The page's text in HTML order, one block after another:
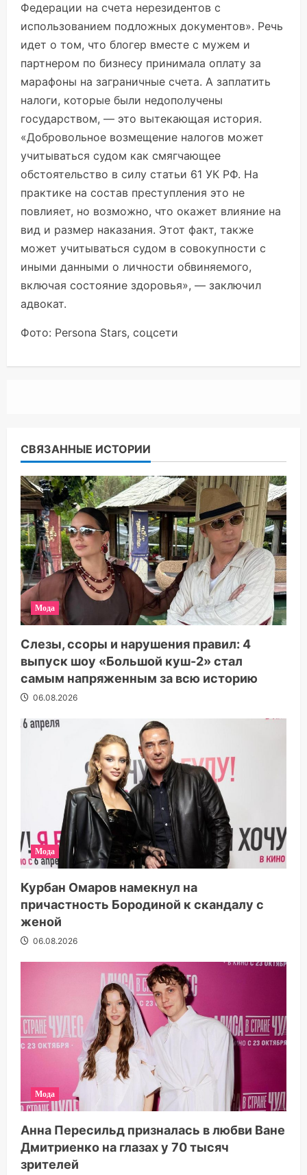
Федерации на счета нерезидентов с
использованием подложных документов». Речь
идет о том, что блогер вместе с мужем и
партнером по бизнесу принимала оплату за
марафоны на заграничные счета. А заплатить
налоги, которые были недополучены
государством, — это вытекающая история.
«Добровольное возмещение налогов может
учитываться судом как смягчающее
обстоятельство в силу статьи 61 УК РФ. На
практике на состав преступления это не
повлияет, но возможно, что окажет влияние на
вид и размер наказания. Этот факт, также
может учитываться судом в совокупности с
иными данными о личности обвиняемого,
включая состояние здоровья», — заключил
адвокат.
Фото: Persona Stars, соцсети
СВЯЗАННЫЕ ИСТОРИИ
Мода
Слезы, ссоры и нарушения правил: 4
выпуск шоу «Большой куш-2» стал
самым напряженным за всю историю
06.08.2026
Мода
Курбан Омаров намекнул на
причастность Бородиной к скандалу с
женой
06.08.2026
Мода
Анна Пересильд призналась в любви Ване
Дмитриенко на глазах у 70 тысяч
зрителей